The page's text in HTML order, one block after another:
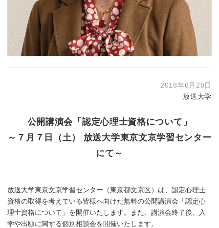
2018年6月28日
放送大学
公開講演会「認定心理士資格について」
～７月７日（土） 放送大学東京文京学習センター
にて～
放送大学東京文京学習センター（東京都文京区）は、認定心理士
資格の取得を考えている皆様へ向けた無料の公開講演会「認定心
理士資格について」を開催いたします。また、講演会終了後、入
学や出願に関する個別相談会を開催いたします。